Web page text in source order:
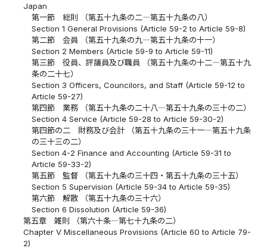
Japan
第一節 総則 （第五十九条の二―第五十九条の八）
Section 1 General Provisions (Article 59-2 to Article 59-8)
第二節 会員 （第五十九条の九―第五十九条の十一）
Section 2 Members (Article 59-9 to Article 59-11)
第三節 役員、評議員及び職員 （第五十九条の十二―第五十九
条の二十七）
Section 3 Officers, Councilors, and Staff (Article 59-12 to
Article 59-27)
第四節 業務 （第五十九条の二十八―第五十九条の三十の二）
Section 4 Service (Article 59-28 to Article 59-30-2)
第四節の二 財務及び会計 （第五十九条の三十一―第五十九条
の三十三の二）
Section 4-2 Finance and Accounting (Article 59-31 to
Article 59-33-2)
第五節 監督 （第五十九条の三十四・第五十九条の三十五）
Section 5 Supervision (Article 59-34 to Article 59-35)
第六節 解散 （第五十九条の三十六）
Section 6 Dissolution (Article 59-36)
第五章 雑則 （第六十条―第七十九条の二）
Chapter V Miscellaneous Provisions (Article 60 to Article 79-
2)